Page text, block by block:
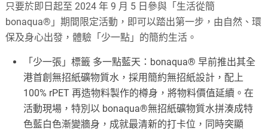
只要於即日起至 2024 年 9 月 5 日參與「生活從簡
bonaqua®」期間限定活動，即可以踏出第一步，由自然、環
保及身心出發，體驗「少一點」的簡約生活。
「少一張」標籤 多一點藍天：bonaqua® 早前推出其全
港首創無招紙礦物質水，採用簡約無招紙設計，配上
100% rPET 再造物料製作的樽身，將物料價值延續。在
活動現場，特別以 bonaqua®無招紙礦物質水拼湊成特
色藍白色漸變牆身，成就最清新的打卡位，同時突顯